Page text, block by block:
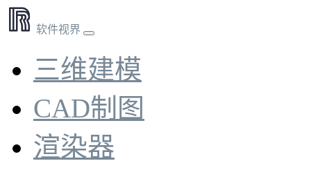
软件视界
三维建模
CAD制图
渲染器